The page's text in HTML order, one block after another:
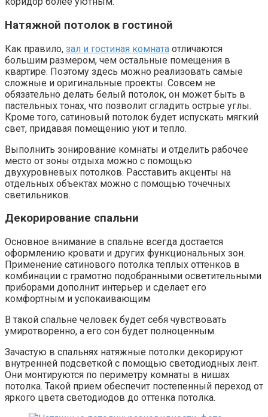
Натяжной потолок в гостиной
Как правило, зал и гостиная комната отличаются
большим размером, чем остальные помещения в
квартире. Поэтому здесь можно реализовать самые
сложные и оригинальные проекты. Совсем не
обязательно делать белый потолок, он может быть в
пастельных тонах, что позволит сгладить острые углы.
Кроме того, сатиновый потолок будет испускать мягкий
свет, придавая помещению уют и тепло.
Выполнить зонирование комнаты и отделить рабочее
место от зоны отдыха можно с помощью
двухуровневых потолков. Расставить акценты на
отдельных объектах можно с помощью точечных
светильников.
Декорирование спальни
Основное внимание в спальне всегда достается
оформлению кровати и других функциональных зон.
Применение сатинового потолка теплых оттенков в
комбинации с грамотно подобранными осветительными
приборами дополнит интерьер и сделает его
комфортным и успокаивающим
В такой спальне человек будет себя чувствовать
умиротворенно, а его сон будет полноценным.
Зачастую в спальнях натяжные потолки декорируют
внутренней подсветкой с помощью светодиодных лент.
Они монтируются по периметру комнаты в нишах
потолка. Такой прием обеспечит постепенный переход от
яркого цвета светодиодов до оттенка потолка.